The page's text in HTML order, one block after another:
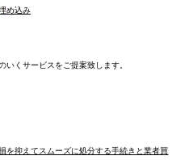
いくサービスをご提案致します。
を抑えてスムーズに処分する手続きと業者買